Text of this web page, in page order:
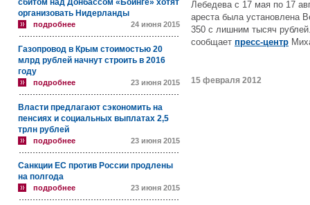
сбитом над Донбассом «Боинге» хотят
организовать Нидерланды
подробнее 24 июня 2015
Газопровод в Крым стоимостью 20
млрд рублей начнут строить в 2016
году
подробнее 23 июня 2015
Власти предлагают сэкономить на
пенсиях и социальных выплатах 2,5
трлн рублей
подробнее 23 июня 2015
Санкции ЕС против России продлены
на полгода
подробнее 23 июня 2015
Лебедева с 17 мая по 17
ареста была установлена
350 с лишним тысяч
сообщает пресс-центр
15 февраля 2012